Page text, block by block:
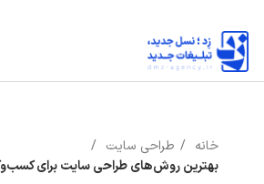
خانه
طراحی سایت
بهترین روش‌های طراحی سایت برای